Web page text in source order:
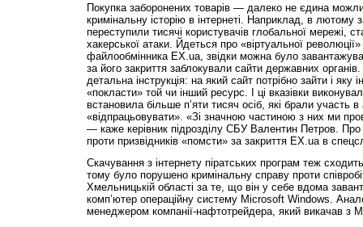
Покупка заборонених товарів — далеко не єдина
кримінальну історію в інтернеті. Наприклад, в лютому
переступили тисячі користувачів глобальної мережі,
хакерської атаки. Йдеться про «віртуальної
файлообмінника EX.ua, звідки можна було
за його закриття заблокували сайти державних
детальна інструкція: на який сайт потрібно зайти і
«покласти» той чи інший ресурс. І ці вказівки
встановила більше п’яти тисяч осіб, які брали участь в
«відпрацьовувати». «Зі значною частиною з них ми
— каже керівник підрозділу СБУ Валентин Петров. Про
проти призвідників «помсти» за закриття EX.ua в
Скачування з інтернету піратських програм теж
тому було порушено кримінальну справу проти
Хмельницькій області за те, що він у себе вдома
комп’ютер операційну систему Microsoft Windows.
менеджером компанії-нафтотрейдера, який викачав з